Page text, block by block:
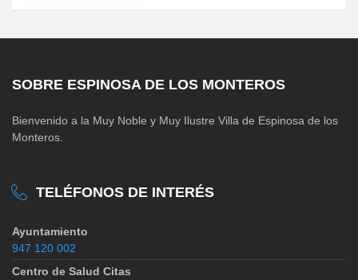
SOBRE ESPINOSA DE LOS MONTEROS
Bienvenido a la Muy Noble y Muy Ilustre Villa de Espinosa de los
Monteros.
TELÉFONOS DE INTERÉS
Ayuntamiento
947 120 002
Centro de Salud Citas